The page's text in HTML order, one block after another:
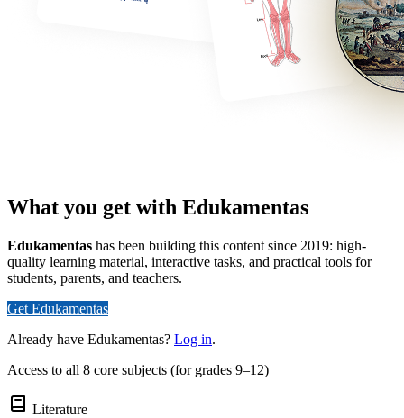
What you get with Edukamentas
Edukamentas has been building this content since 2019: high-
quality learning material, interactive tasks, and practical tools for
students, parents, and teachers.
Get Edukamentas
Already have Edukamentas? Log in.
Access to all 8 core subjects (for grades 9–12)
Literature